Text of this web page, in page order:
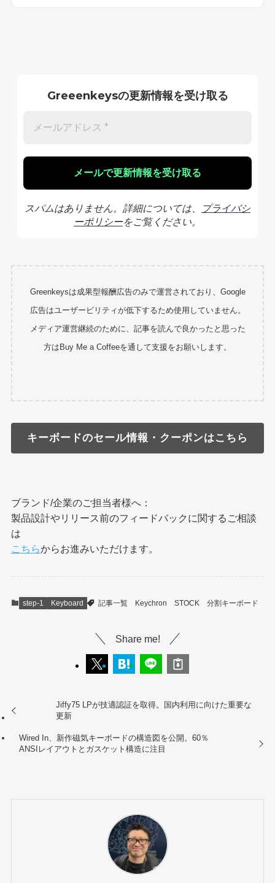
Greeenkeysの更新情報を受け取る
スパムはありません。詳細については、
プライバシ
ーポリシーをご覧ください。
Greenkeysは成果型報酬広告のみで運営されており、Google
広告はユーザービリティが低下するため使用していません。
メディア運営継続のために、記事を読んで良かったと思った
方はBuy Me a Coffeeを通して支援をお願いします。
キーボードのセール情報・クーポンはこちら
ブランド/企業のご担当者様へ：
製品設計やリリース前のフィードバックに関するご相談
は
こちらからお進みいただけます。
step-1 Keyboard 記事一覧 Keychron STOCK 分割キーボード
Share me!
Jiffy75 LPが技適認証を取得。国内利用に向けた重要な
更新
Wired In、新作磁気キーボードの構造図を公開。60％
ANSIレイアウトとガスケット構造に注目